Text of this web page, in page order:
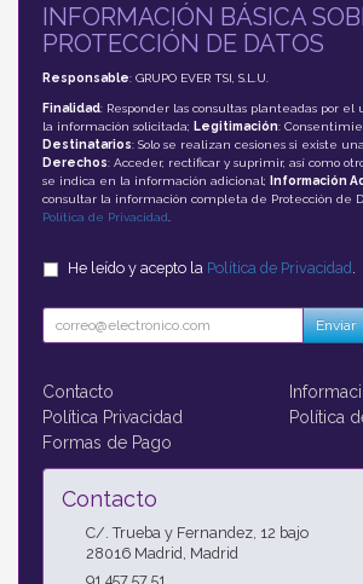
INFORMACIÓN BÁSICA
PROTECCIÓN DE DATOS
Responsable: GRUPO EVER TSI, S.L.U.
Finalidad: Responder las consultas planteadas por el
la información solicitada; Legitimación:
Destinatarios: Solo se realizan cesiones si existe
Derechos: Acceder, rectificar y suprimir, así como
se indica en la información adicional;
Información
consultar la información completa de Protección de
Política de Privacidad
He leído y acepto la Política de Privacidad
Enviar
Contacto
Política Privacidad
Política
Formas de Pago
Contacto
C/. Trueba y Fernandez, 12 bajo
28016 Madrid Madrid
91 457 57 51